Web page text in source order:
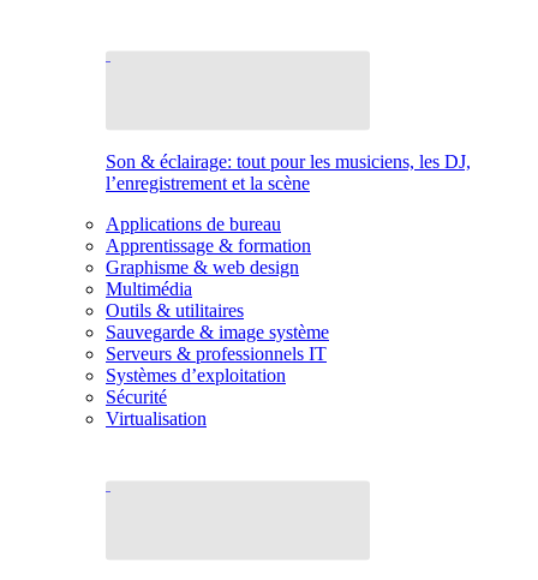
Son & éclairage: tout pour les musiciens, les DJ,
l’enregistrement et la scène
Applications de bureau
Apprentissage & formation
Graphisme & web design
Multimédia
Outils & utilitaires
Sauvegarde & image système
Serveurs & professionnels IT
Systèmes d’exploitation
Sécurité
Virtualisation